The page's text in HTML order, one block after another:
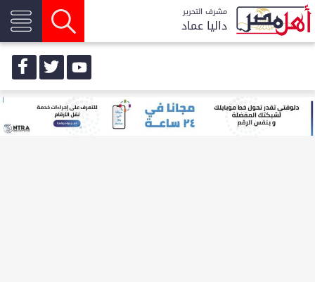
مشرف التحرير
داليا عماد